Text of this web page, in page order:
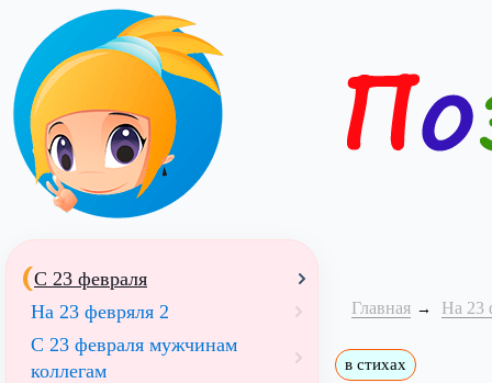
Главная На 23
в стихах
С 23 февраля
На 23 февряля 2
С 23 февраля мужчинам
коллегам